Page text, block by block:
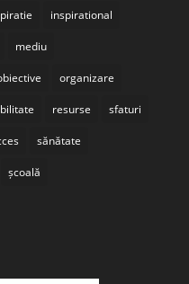
inspirational
mediu
organizare
resurse sfaturi
sănătate
școală